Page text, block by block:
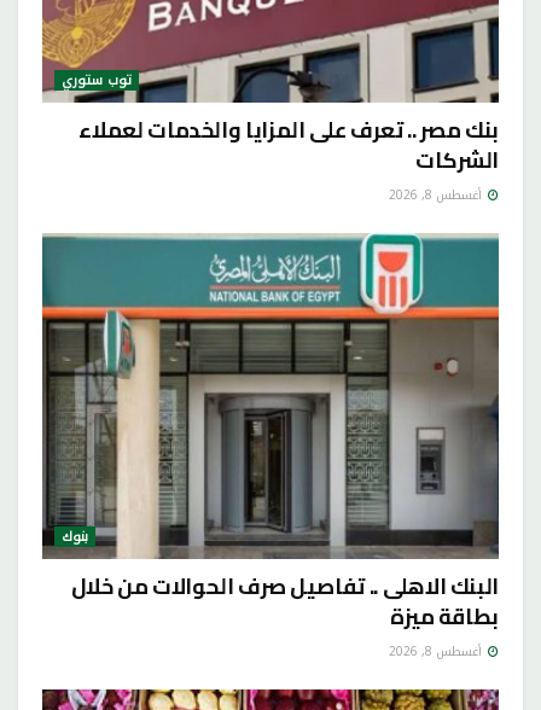
توب ستوري
بنك مصر .. تعرف على المزايا والخدمات لعملاء
الشركات
أغسطس 8, 2026
بنوك
البنك الاهلى .. تفاصيل صرف الحوالات من خلال
بطاقة ميزة
أغسطس 8, 2026